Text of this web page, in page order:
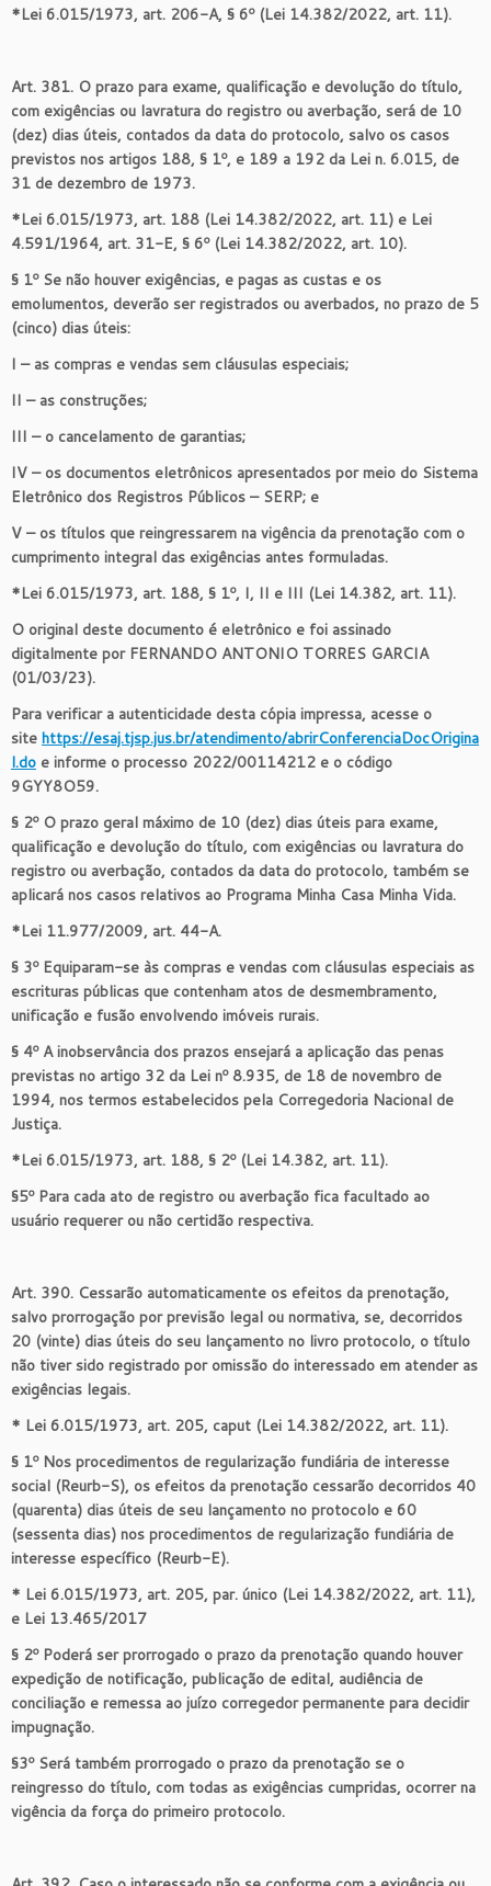
*Lei 6.015/1973, art. 206-A, § 6º (Lei 14.382/2022, art. 11).
Art. 381. O prazo para exame, qualificação e devolução do título,
com exigências ou lavratura do registro ou averbação, será de 10
(dez) dias úteis, contados da data do protocolo, salvo os casos
previstos nos artigos 188, § 1º, e 189 a 192 da Lei n. 6.015, de
31 de dezembro de 1973.
*Lei 6.015/1973, art. 188 (Lei 14.382/2022, art. 11) e Lei
4.591/1964, art. 31-E, § 6º (Lei 14.382/2022, art. 10).
§ 1º Se não houver exigências, e pagas as custas e os
emolumentos, deverão ser registrados ou averbados, no prazo de 5
(cinco) dias úteis:
I – as compras e vendas sem cláusulas especiais;
II – as construções;
III – o cancelamento de garantias;
IV – os documentos eletrônicos apresentados por meio do Sistema
Eletrônico dos Registros Públicos – SERP; e
V – os títulos que reingressarem na vigência da prenotação com o
cumprimento integral das exigências antes formuladas.
*Lei 6.015/1973, art. 188, § 1º, I, II e III (Lei 14.382, art. 11).
O original deste documento é eletrônico e foi assinado
digitalmente por FERNANDO ANTONIO TORRES GARCIA
(01/03/23).
Para verificar a autenticidade desta cópia impressa, acesse o
site https://esaj.tjsp.jus.br/atendimento/abrirConferenciaDocOrigina
l.do e informe o processo 2022/00114212 e o código
9GYY8O59.
§ 2º O prazo geral máximo de 10 (dez) dias úteis para exame,
qualificação e devolução do título, com exigências ou lavratura do
registro ou averbação, contados da data do protocolo, também se
aplicará nos casos relativos ao Programa Minha Casa Minha Vida.
*Lei 11.977/2009, art. 44-A.
§ 3º Equiparam-se às compras e vendas com cláusulas especiais as
escrituras públicas que contenham atos de desmembramento,
unificação e fusão envolvendo imóveis rurais.
§ 4º A inobservância dos prazos ensejará a aplicação das penas
previstas no artigo 32 da Lei nº 8.935, de 18 de novembro de
1994, nos termos estabelecidos pela Corregedoria Nacional de
Justiça.
*Lei 6.015/1973, art. 188, § 2º (Lei 14.382, art. 11).
§5º Para cada ato de registro ou averbação fica facultado ao
usuário requerer ou não certidão respectiva.
Art. 390. Cessarão automaticamente os efeitos da prenotação,
salvo prorrogação por previsão legal ou normativa, se, decorridos
20 (vinte) dias úteis do seu lançamento no livro protocolo, o título
não tiver sido registrado por omissão do interessado em atender as
exigências legais.
* Lei 6.015/1973, art. 205, caput (Lei 14.382/2022, art. 11).
§ 1º Nos procedimentos de regularização fundiária de interesse
social (Reurb-S), os efeitos da prenotação cessarão decorridos 40
(quarenta) dias úteis de seu lançamento no protocolo e 60
(sessenta dias) nos procedimentos de regularização fundiária de
interesse específico (Reurb-E).
* Lei 6.015/1973, art. 205, par. único (Lei 14.382/2022, art. 11),
e Lei 13.465/2017
§ 2º Poderá ser prorrogado o prazo da prenotação quando houver
expedição de notificação, publicação de edital, audiência de
conciliação e remessa ao juízo corregedor permanente para decidir
impugnação.
§3º Será também prorrogado o prazo da prenotação se o
reingresso do título, com todas as exigências cumpridas, ocorrer na
vigência da força do primeiro protocolo.